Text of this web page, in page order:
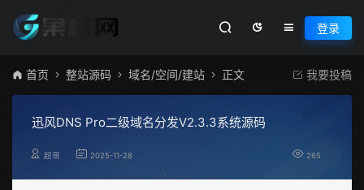
登录
首页 整站源码 域名/空间/建站 正文 我要投稿
迅风DNS Pro二级域名分发V2.3.3系统源码
超哥 2025-11-28 265